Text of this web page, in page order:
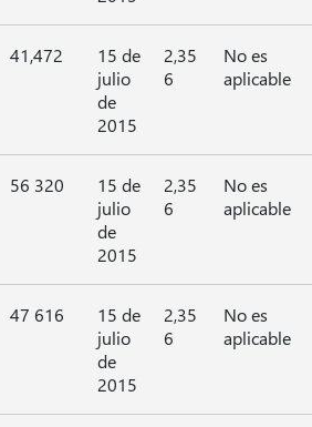
41,472
15 de
julio
de
2015
2,35
6
No es
aplicable
56 320
15 de
julio
de
2015
2,35
6
No es
aplicable
47 616
15 de
julio
de
2015
2,35
6
No es
aplicable